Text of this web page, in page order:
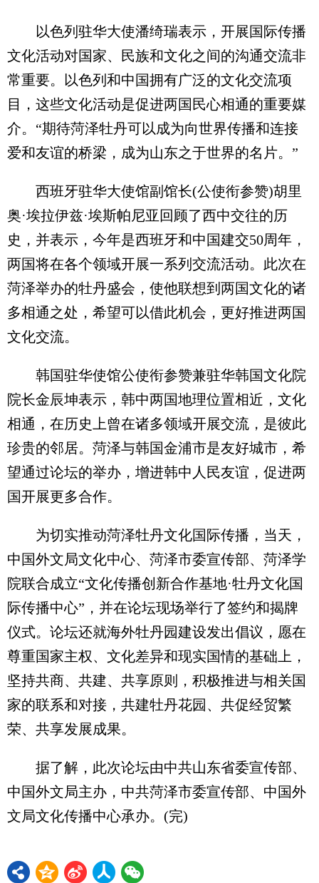
以色列驻华大使潘绮瑞表示，开展国际传播
文化活动对国家、民族和文化之间的沟通交流非
常重要。以色列和中国拥有广泛的文化交流项
目，这些文化活动是促进两国民心相通的重要媒
介。“期待菏泽牡丹可以成为向世界传播和连接
爱和友谊的桥梁，成为山东之于世界的名片。”
西班牙驻华大使馆副馆长(公使衔参赞)胡里
奥·埃拉伊兹·埃斯帕尼亚回顾了西中交往的历
史，并表示，今年是西班牙和中国建交50周年，
两国将在各个领域开展一系列交流活动。此次在
菏泽举办的牡丹盛会，使他联想到两国文化的诸
多相通之处，希望可以借此机会，更好推进两国
文化交流。
韩国驻华使馆公使衔参赞兼驻华韩国文化院
院长金辰坤表示，韩中两国地理位置相近，文化
相通，在历史上曾在诸多领域开展交流，是彼此
珍贵的邻居。菏泽与韩国金浦市是友好城市，希
望通过论坛的举办，增进韩中人民友谊，促进两
国开展更多合作。
为切实推动菏泽牡丹文化国际传播，当天，
中国外文局文化中心、菏泽市委宣传部、菏泽学
院联合成立“文化传播创新合作基地·牡丹文化国
际传播中心”，并在论坛现场举行了签约和揭牌
仪式。论坛还就海外牡丹园建设发出倡议，愿在
尊重国家主权、文化差异和现实国情的基础上，
坚持共商、共建、共享原则，积极推进与相关国
家的联系和对接，共建牡丹花园、共促经贸繁
荣、共享发展成果。
据了解，此次论坛由中共山东省委宣传部、
中国外文局主办，中共菏泽市委宣传部、中国外
文局文化传播中心承办。(完)